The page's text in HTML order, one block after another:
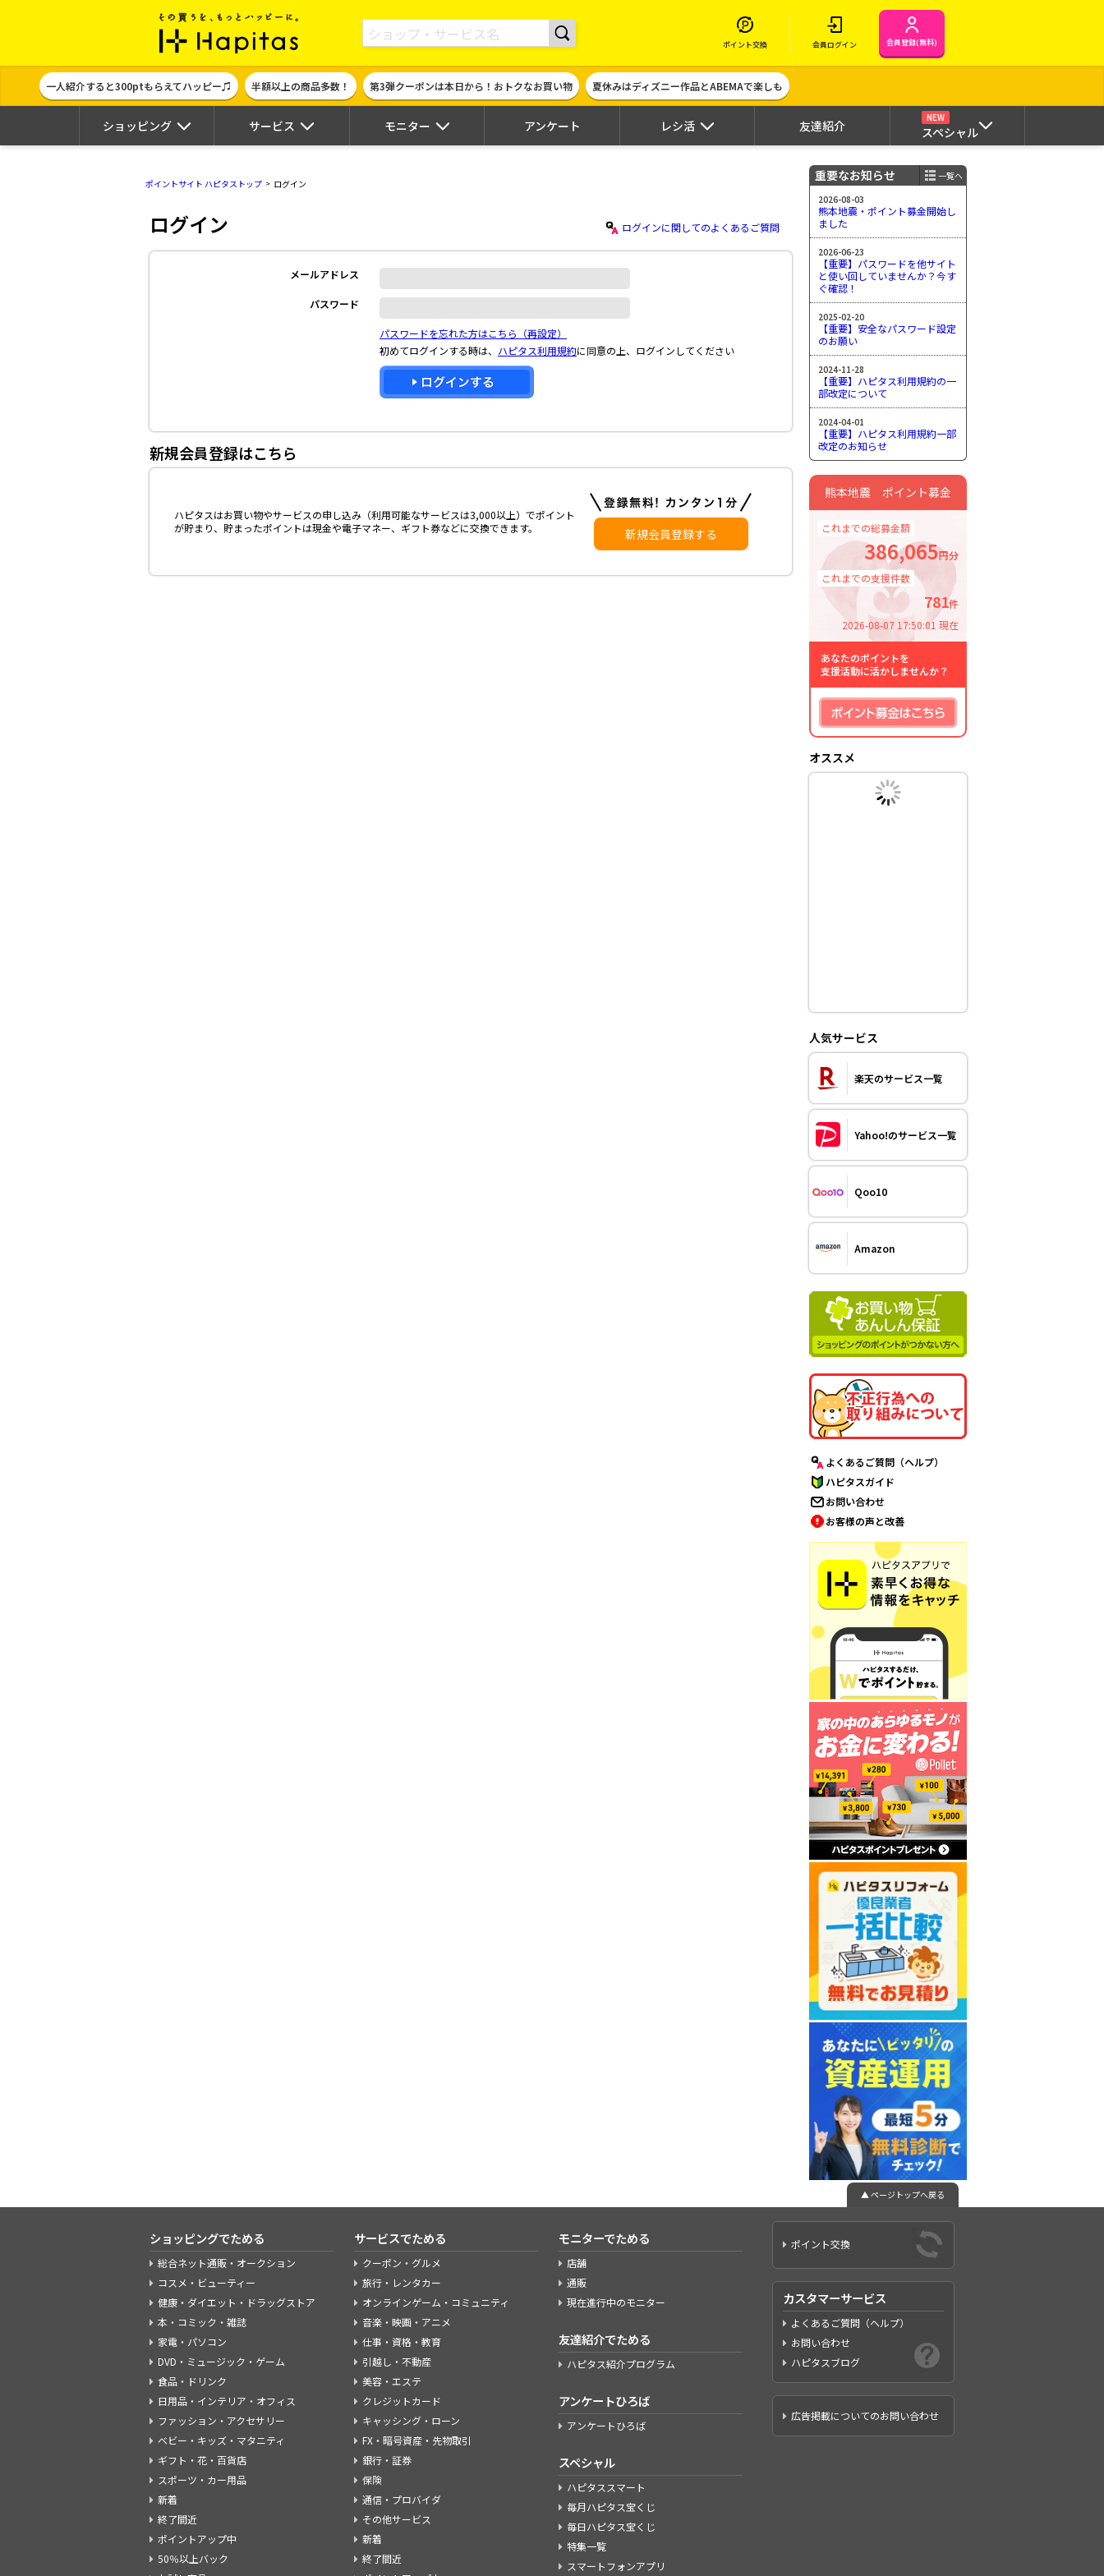
ポイント貯めて現金やギフト券に交換できるポイントサイト | ハピタス
ポイント交換 会員ログイン 会員登録(無料)
一人紹介すると300ptもらえてハッピー♫ 半額以上の商品多数！ 第3弾クーポンは本日から！おトクなお買い物 夏休みはディズニー作品とABEMAで楽しも
ショッピング サービス モニター アンケート レシ活 友達紹介
NEW
スペシャル
ポイントサイト ハピタストップ ログイン
ログイン ログインに関してのよくあるご質問
メールアドレス
パスワード
パスワードを忘れた方はこちら（再設定）
初めてログインする時は、 ハピタス利用規約に同意の上、ログインしてください
新規会員登録はこちら
ハピタスはお買い物やサービスの申し込み（利用可能なサービスは3,000以上）でポイント
が貯まり、貯まったポイントは現金や電子マネー、ギフト券などに交換できます。
新規会員登録する
重要なお知らせ
一覧へ
2026-08-03
熊本地震・ポイント募金開始し
ました
2026-06-23
【重要】パスワードを他サイト
と使い回していませんか？今す
ぐ確認！
2025-02-20
【重要】安全なパスワード設定
のお願い
2024-11-28
【重要】ハピタス利用規約の一
部改定について
2024-04-01
【重要】ハピタス利用規約一部
改定のお知らせ
熊本地震 ポイント募金
これまでの総募金額
386,065円分
これまでの支援件数
781件
2026-08-07 17:50:01 現在
あなたのポイントを
支援活動に活かしませんか？
オススメ
人気サービス
楽天のサービス一覧
Yahoo!のサービス一覧
Qoo10
Amazon
よくあるご質問（ヘルプ）
ハピタスガイド
お問い合わせ
お客様の声と改善
▲ ページトップへ戻る
ショッピングでためる
総合ネット通販・オークション
コスメ・ビューティー
健康・ダイエット・ドラッグストア
本・コミック・雑誌
家電・パソコン
DVD・ミュージック・ゲーム
食品・ドリンク
日用品・インテリア・オフィス
ファッション・アクセサリー
ベビー・キッズ・マタニティ
ギフト・花・百貨店
スポーツ・カー用品
新着
終了間近
ポイントアップ中
50％以上バック
サービスでためる
クーポン・グルメ
旅行・レンタカー
オンラインゲーム・コミュニティ
音楽・映画・アニメ
仕事・資格・教育
引越し・不動産
美容・エステ
クレジットカード
キャッシング・ローン
FX・暗号資産・先物取引
銀行・証券
保険
通信・プロバイダ
その他サービス
新着
終了間近
モニターでためる
店舗
通販
現在進行中のモニター
友達紹介でためる
ハピタス紹介プログラム
アンケートひろば
アンケートひろば
スペシャル
ハピタススマート
毎月ハピタス宝くじ
毎日ハピタス宝くじ
特集一覧
スマートフォンアプリ
ポイント交換
カスタマーサービス
よくあるご質問（ヘルプ）
お問い合わせ
ハピタスブログ
広告掲載についてのお問い合わせ